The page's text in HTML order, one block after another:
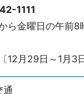
1111
ら金曜日の午前
12月29日～1月3
通